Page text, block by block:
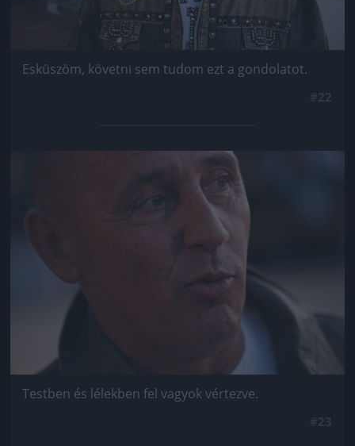
Esküszöm, követni sem tudom ezt a gondolatot.
Jön még kép!
Testben és lélekben fel vagyok vértezve.